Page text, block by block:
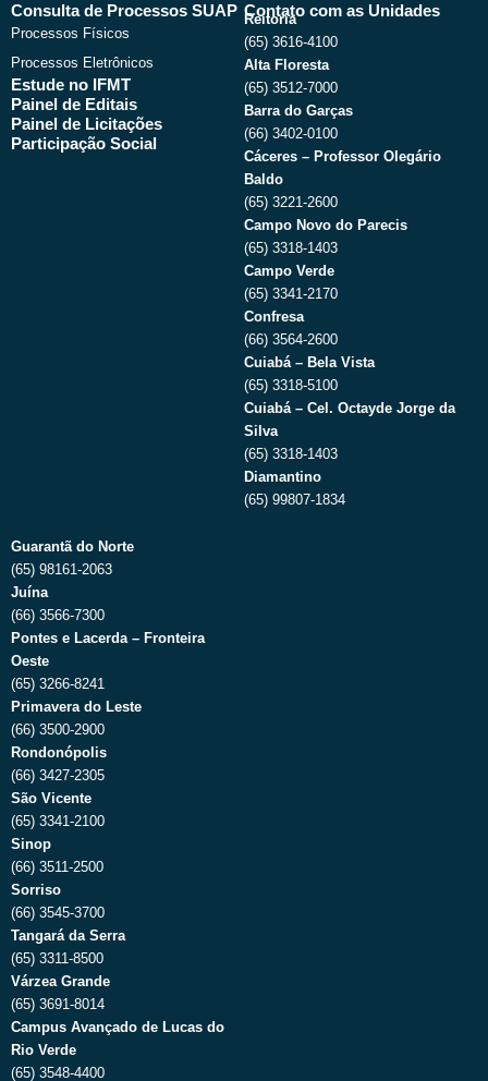
Consulta de Processos SUAP
Processos Físicos
Processos Eletrônicos
Estude no IFMT
Painel de Editais
Painel de Licitações
Participação Social
Contato com as Unidades
Reitoria
(65) 3616-4100
Alta Floresta
(65) 3512-7000
Barra do Garças
(66) 3402-0100
Cáceres – Professor Olegário
Baldo
(65) 3221-2600
Campo Novo do Parecis
(65) 3318-1403
Campo Verde
(65) 3341-2170
Confresa
(66) 3564-2600
Cuiabá – Bela Vista
(65) 3318-5100
Cuiabá – Cel. Octayde Jorge da
Silva
(65) 3318-1403
Diamantino
(65) 99807-1834
Guarantã do Norte
(65) 98161-2063
Juína
(66) 3566-7300
Pontes e Lacerda – Fronteira
Oeste
(65) 3266-8241
Primavera do Leste
(66) 3500-2900
Rondonópolis
(66) 3427-2305
São Vicente
(65) 3341-2100
Sinop
(66) 3511-2500
Sorriso
(66) 3545-3700
Tangará da Serra
(65) 3311-8500
Várzea Grande
(65) 3691-8014
Campus Avançado de Lucas do
Rio Verde
(65) 3548-4400